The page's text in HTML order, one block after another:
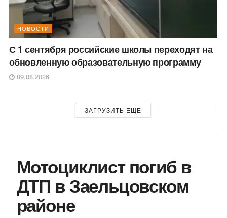
НОВОСТИ
С 1 сентября российские школы переходят на
обновленную образовательную программу
09.08.2026
ЗАГРУЗИТЬ ЕЩЕ
Мотоциклист погиб в
ДТП в Заельцовском
районе